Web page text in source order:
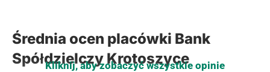
Średnia ocen placówki Bank
Spółdzielczy Krotoszyce
Kliknij, aby zobaczyć wszystkie opinie